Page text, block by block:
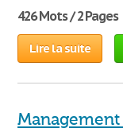
426 Mots / 2 Pages
Lire la suite